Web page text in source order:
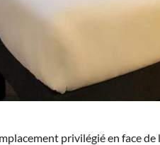
privilégié en face